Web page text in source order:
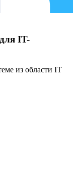
IT-
из области IT